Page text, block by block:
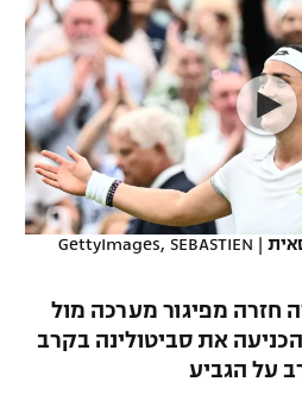
|
GettyImages, SEBASTIEN
חזרה מפיגור מערכה מול
שהכניעה את סביטולינה בקרב
על הגביע